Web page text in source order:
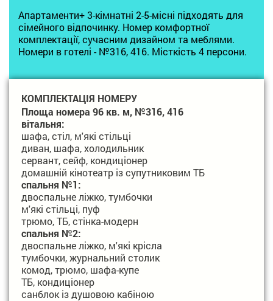
Апартаменти+ 3-кімнатні 2-5-місні підходять для
сімейного відпочинку. Номер комфортної
комплектації, сучасним дизайном та меблями.
Номери в готелі - №316, 416. Місткість 4 персони.
КОМПЛЕКТАЦІЯ НОМЕРУ
Площа номера 96 кв. м, №316, 416
вітальня:
шафа, стіл, м'які стільці
диван, шафа, холодильник
сервант, сейф, кондиціонер
домашній кінотеатр із супутниковим ТБ
спальня №1:
двоспальне ліжко, тумбочки
м'які стільці, пуф
трюмо, ТБ, стінка-модерн
спальня №2:
двоспальне ліжко, м'які крісла
тумбочки, журнальний столик
комод, трюмо, шафа-купе
ТБ, кондиціонер
санблок із душовою кабіною